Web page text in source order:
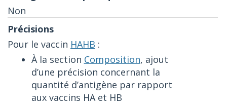
Non
Pour le vaccin HAHB :
À la section Composition, ajout
d’une précision concernant la
quantité d’antigène par rapport
aux vaccins HA et HB